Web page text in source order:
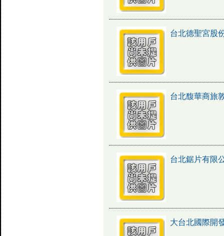
台北德聖宮股
台北馥華商旅
台北鋸片有限
大台北國際開